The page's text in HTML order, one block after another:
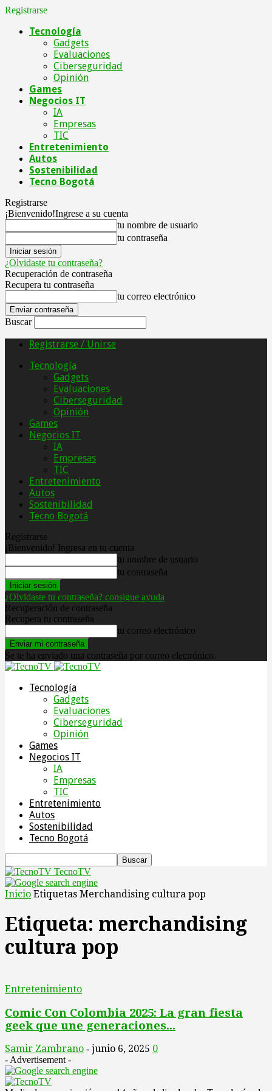
Registrarse
Tecnología
Gadgets
Evaluaciones
Ciberseguridad
Opinión
Games
Negocios IT
IA
Empresas
TIC
Entretenimiento
Autos
Sostenibilidad
Tecno Bogotá
Registrarse
¡Bienvenido!Ingrese a su cuenta
tu nombre de usuario
tu contraseña
¿Olvidaste tu contraseña?
Recuperación de contraseña
Recupera tu contraseña
tu correo electrónico
Buscar
Registrarse / Unirse
Tecnología
Gadgets
Evaluaciones
Ciberseguridad
Opinión
Games
Negocios IT
IA
Empresas
TIC
Entretenimiento
Autos
Sostenibilidad
Tecno Bogotá
Registrarse
¡Bienvenido! Ingresa en tu cuenta
tu nombre de usuario
tu contraseña
¿Olvidaste tu contraseña? consigue ayuda
Recuperación de contraseña
Recupera tu contraseña
tu correo electrónico
Se te ha enviado una contraseña por correo electrónico.
Tecnología
Gadgets
Evaluaciones
Ciberseguridad
Opinión
Games
Negocios IT
IA
Empresas
TIC
Entretenimiento
Autos
Sostenibilidad
Tecno Bogotá
TecnoTV
Inicio Etiquetas Merchandising cultura pop
Etiqueta: merchandising
cultura pop
Entretenimiento
Comic Con Colombia 2025: La gran fiesta
geek que une generaciones...
Samir Zambrano - junio 6, 2025 0
- Advertisement -